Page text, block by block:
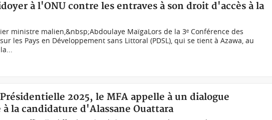
à l'ONU contre les entraves à son droit d'accès à la
ministre malien,&nbsp;Abdoulaye MaïgaLors de la 3ᵉ Conférence des
les Pays en Développement sans Littoral (PDSL), qui se tient à Azawa, au
2025, le MFA appelle à un dialogue
la candidature d'Alassane Ouattara